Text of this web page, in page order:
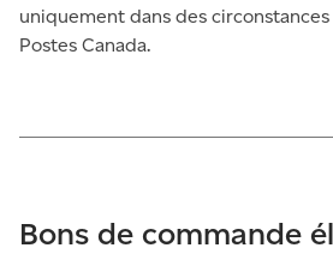
uniquement dans des
Postes Canada.
Bons de commande